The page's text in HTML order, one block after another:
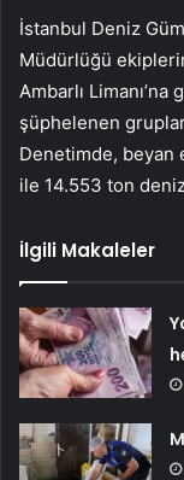
İstanbul Deniz
Müdürlüğü
Ambarlı
şüphelenen
Denetimde, beyan
ile 14.553 ton
İlgili Makaleler